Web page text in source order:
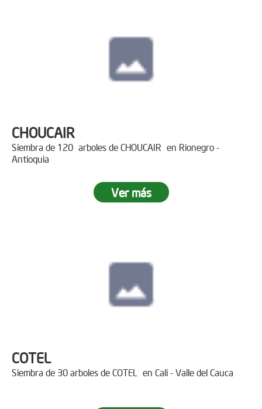
CHOUCAIR
Siembra de 120 arboles de CHOUCAIR en Rionegro -
Antioquia
Ver más
COTEL
Siembra de 30 arboles de COTEL en Cali - Valle del Cauca